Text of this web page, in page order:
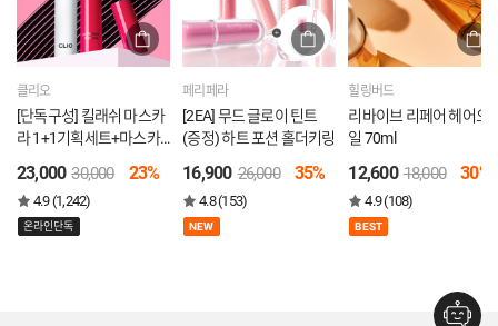
클리오
[단독구성] 킬래쉬 마스카
라 1+1기획세트+마스카
23,000 30,000 23%
4.9 (1,242)
온라인단독
페리페라
[2EA] 무드 글로이 틴트
(증정) 하트 포션 홀더키링
16,900 26,000 35%
4.8 (153)
NEW
힐링버드
리바이브 리페어 헤어오
일 70ml
12,600 18,000 30%
4.9 (108)
BEST